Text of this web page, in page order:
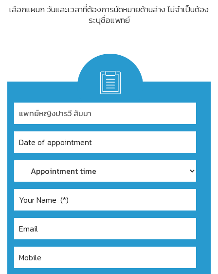
เลือกแผนก วันและเวลาที่ต้องการนัดหมายด้านล่าง ไม่จำเป็นต้อง
ระบุชื่อแพทย์